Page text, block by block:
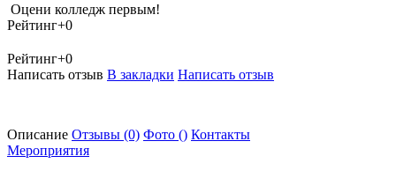
Оцени колледж первым!
Рейтинг+0
Рейтинг+0
Написать отзыв В закладки Написать отзыв
Описание Отзывы (0) Фото () Контакты
Мероприятия